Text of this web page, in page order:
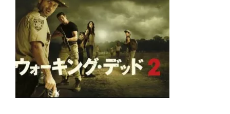
話
ネ
タ
バ
レ
想